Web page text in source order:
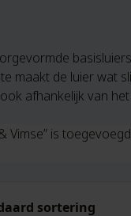
maakt de luier wat
afhankelijk van
Vimse” is